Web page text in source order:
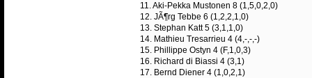
11. Aki-Pekka Mustonen 8 (1,5,0,2,0)
12. JÃ¶rg Tebbe 6 (1,2,2,1,0)
13. Stephan Katt 5 (3,1,1,0)
14. Mathieu Tresarrieu 4 (4,-,-,-)
15. Phillippe Ostyn 4 (F,1,0,3)
16. Richard di Biassi 4 (3,1)
17. Bernd Diener 4 (1,0,2,1)